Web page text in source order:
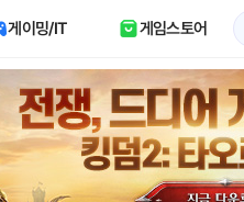
게이밍/IT 게임스토어